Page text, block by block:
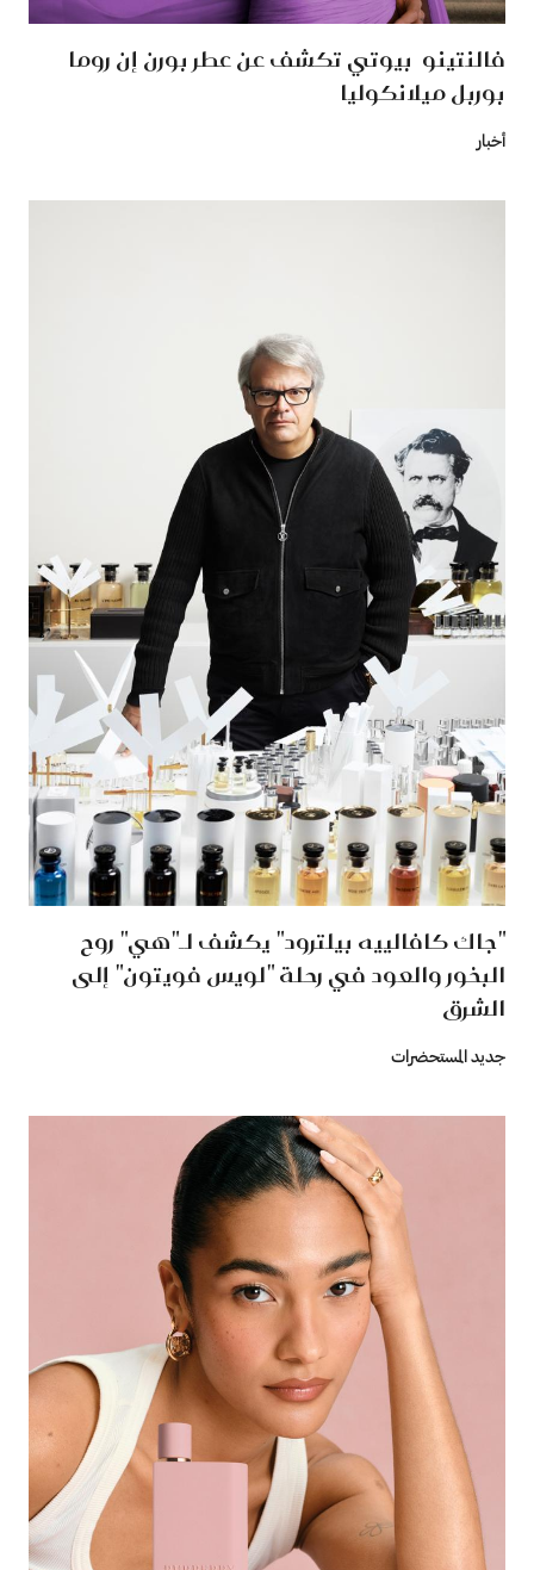
فالنتينو بيوتي تكشف عن عطر بورن إن روما
بوربل ميلانكوليا
أخبار
"جاك كافالييه بيلترود" يكشف لـ"هي" روح
البخور والعود في رحلة "لويس فويتون" إلى
الشرق
جديد المستحضرات